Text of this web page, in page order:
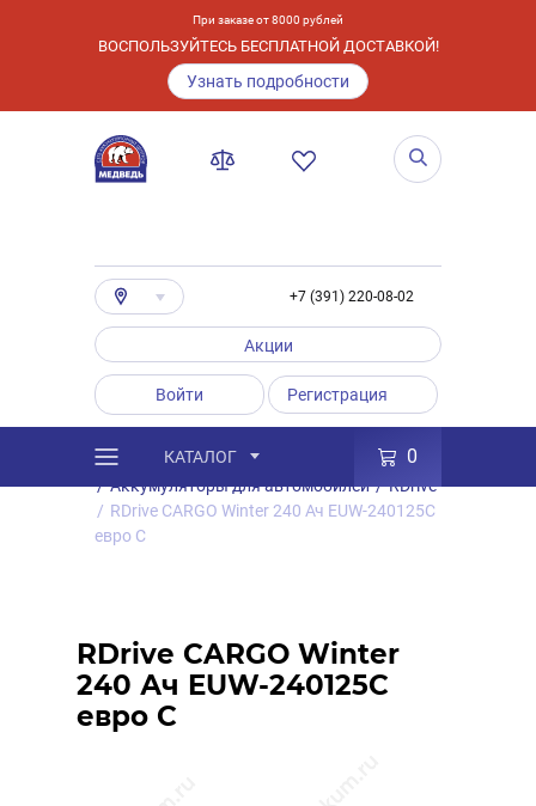
При заказе от 8000 рублей
ВОСПОЛЬЗУЙТЕСЬ БЕСПЛАТНОЙ ДОСТАВКОЙ!
Узнать подробности
+7 (391) 220-08-02
Акции
Войти Регистрация
КАТАЛОГ 0
Каталог / Товары
Аккумуляторы
/ Аккумуляторы для автомобилей / RDrive
/ RDrive CARGO Winter 240 Ач EUW-240125C
евро C
RDrive CARGO Winter
240 Ач EUW-240125C
евро C